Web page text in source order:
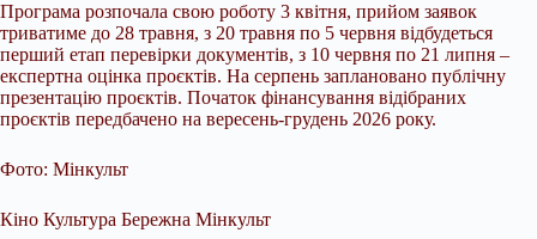
Програма розпочала свою роботу 3 квітня, прийом заявок
триватиме до 28 травня, з 20 травня по 5 червня відбудеться
перший етап перевірки документів, з 10 червня по 21 липня –
експертна оцінка проєктів. На серпень заплановано публічну
презентацію проєктів. Початок фінансування відібраних
проєктів передбачено на вересень-грудень 2026 року.
Фото: Мінкульт
Кіно Культура Бережна Мінкульт